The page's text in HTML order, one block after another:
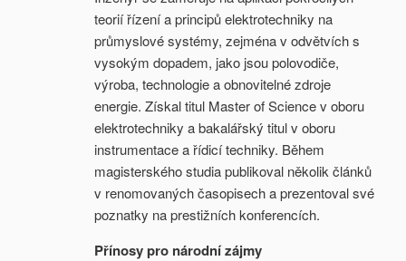
teorií řízení a principů elektrotechniky na
průmyslové systémy, zejména v odvětvích s
vysokým dopadem, jako jsou polovodiče,
výroba, technologie a obnovitelné zdroje
energie. Získal titul Master of Science v oboru
elektrotechniky a bakalářský titul v oboru
instrumentace a řídicí techniky. Během
magisterského studia publikoval několik článků
v renomovaných časopisech a prezentoval své
poznatky na prestižních konferencích.
Přínosy pro národní zájmy